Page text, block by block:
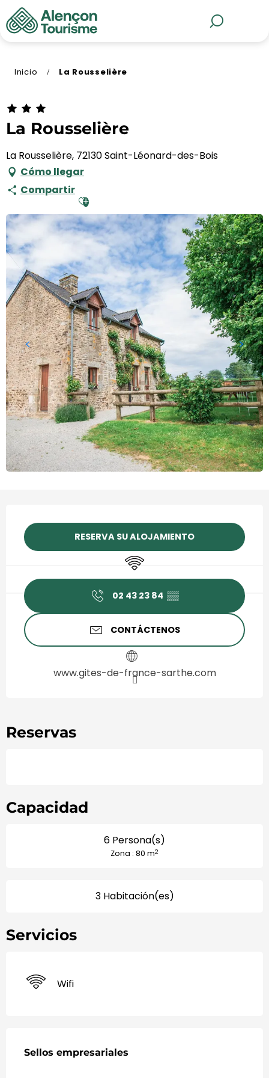
Aller
au
contenu
Inicio La Rousselière
La Rousselière
La Rousselière, 72130 Saint-Léonard-des-Bois
Cómo llegar
Compartir Ajouter aux favoris
Horarios y datos de
RESERVA SU ALOJAMIENTO
Wifi
02 43 23 84 ▒▒
CONTÁCTENOS
www.gites-de-france-sarthe.com
Reservas
Capacidad
6 Persona(s)
Zona : 80 m2
3 Habitación(es)
Servicios
Wifi
Sellos empresariales
Sellos empresariales